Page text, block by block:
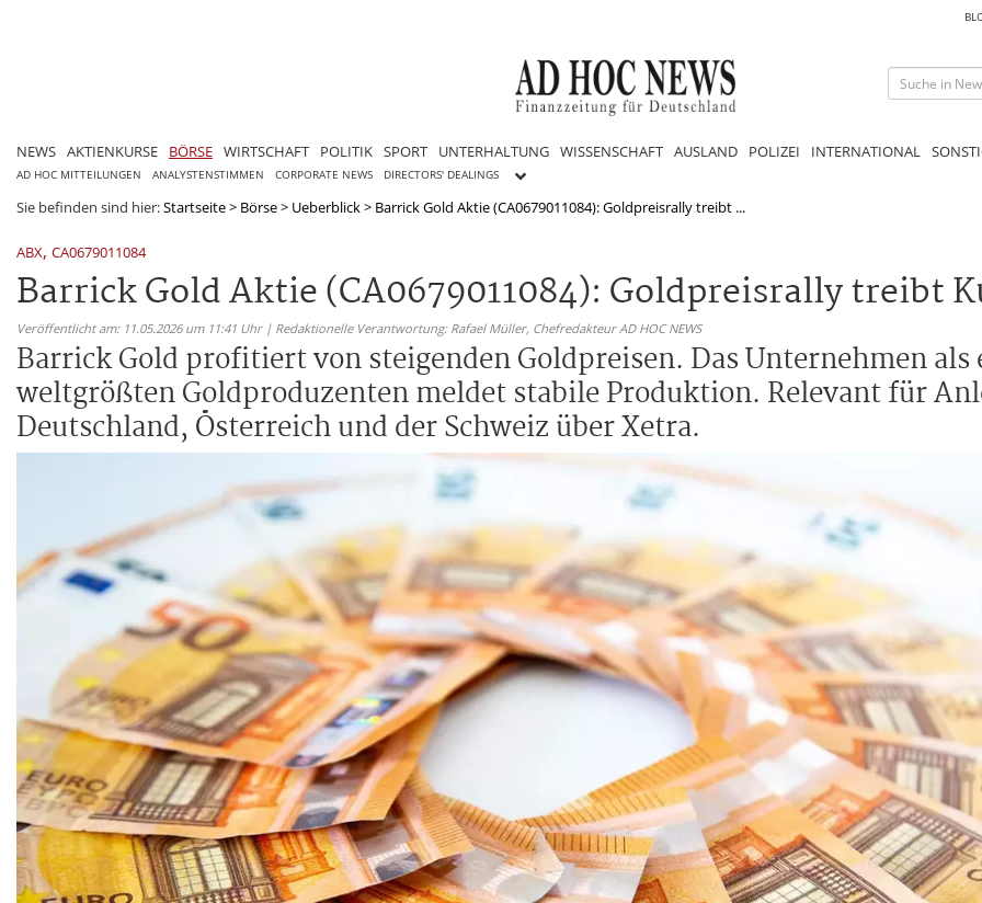
NEWS AKTIENKURSE BÖRSE WIRTSCHAFT POLITIK SPORT UNTERHALTUNG WISSENSCHAFT AUSLAND POLIZEI INTERNATIONAL
AD HOC MITTEILUNGEN ANALYSTENSTIMMEN CORPORATE NEWS DIRECTORS' DEALINGS
Sie befinden sind hier:Startseite> Börse> Ueberblick> Barrick Gold Aktie (CA0679011084): Goldpreisrally treibt ...
ABX, CA0679011084
Barrick Gold Aktie (CA0679011084): Goldpreisrally treibt
Veröffentlicht am: 11.05.2026 um 11:41 Uhr | Redaktionelle Verantwortung: Rafael Müller, Chefredakteur AD HOC NEWS
Barrick Gold profitiert von steigenden Goldpreisen. Das Unternehmen als
weltgrößten Goldproduzenten meldet stabile Produktion. Relevant für
Deutschland, Österreich und der Schweiz über Xetra.